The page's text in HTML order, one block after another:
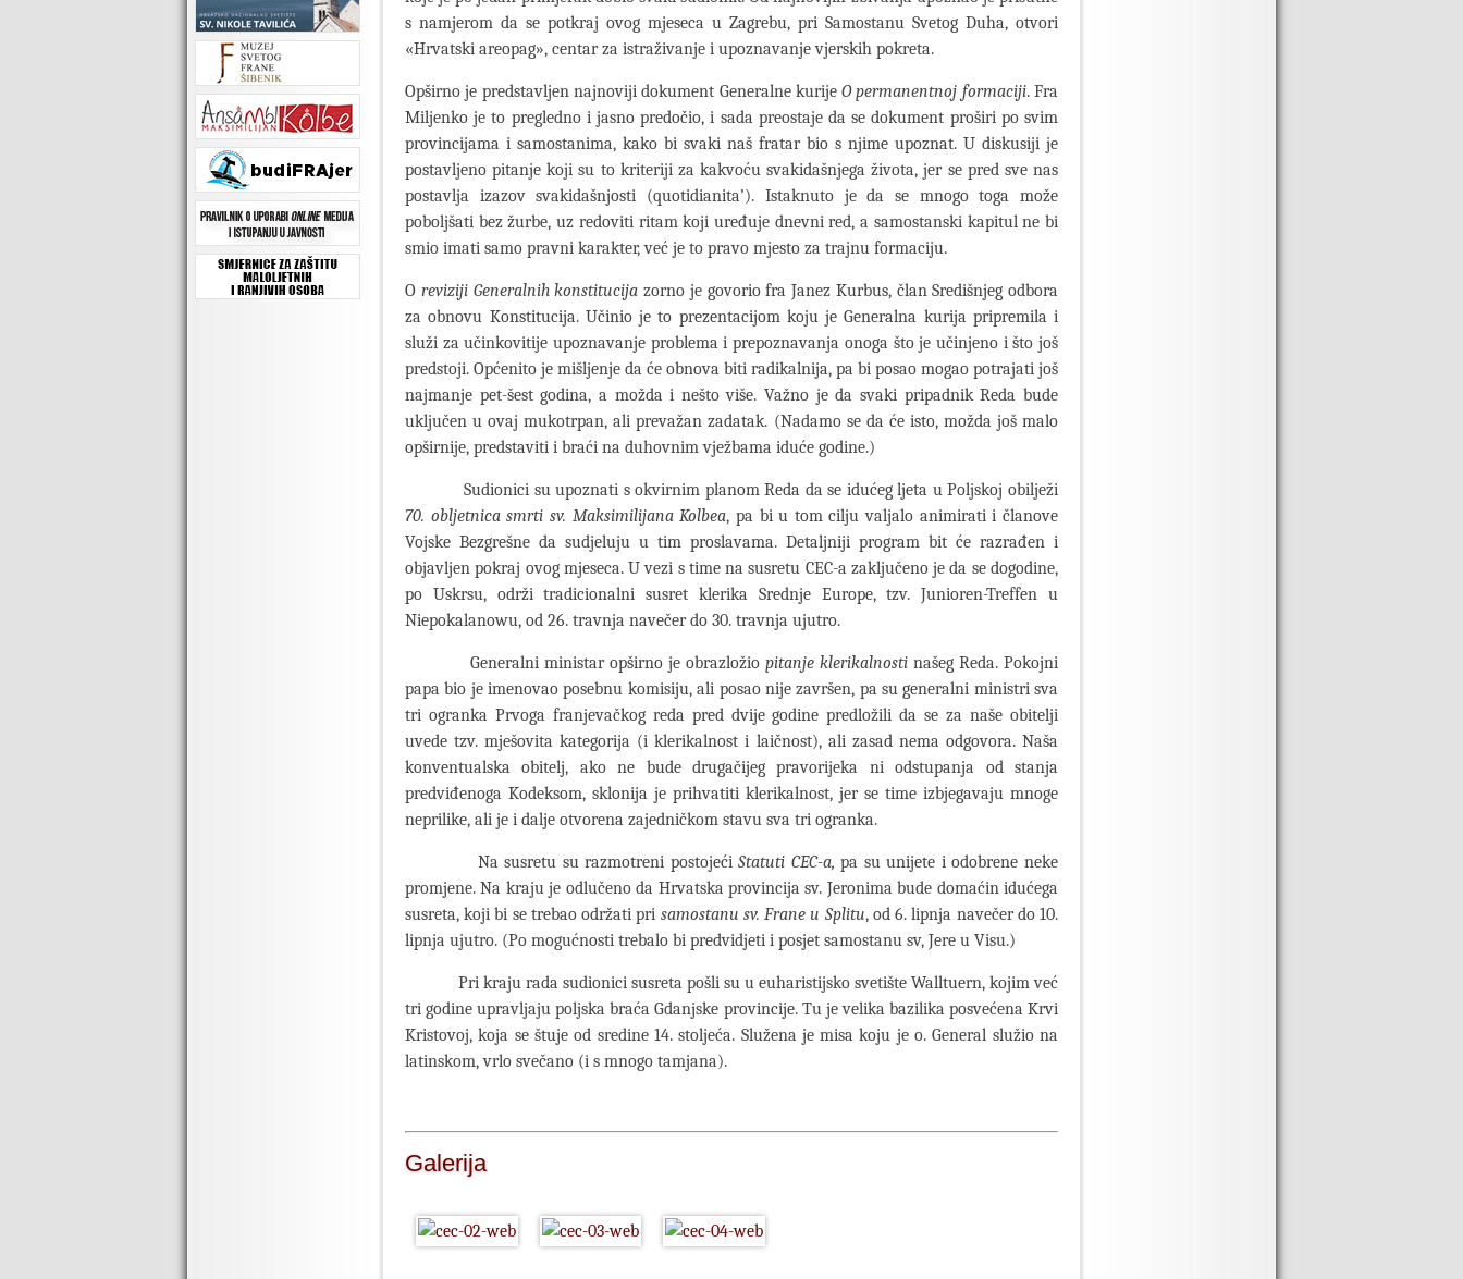
s namjerom da se potkraj ovog mjeseca u Zagrebu, pri Samostanu Svetog Duha, otvori
«Hrvatski areopag», centar za istraživanje i upoznavanje vjerskih pokreta.
Opširno je predstavljen najnoviji dokument Generalne kurijeO permanentnoj formaciji. Fra
Miljenko je to pregledno i jasno predočio, i sada preostaje da se dokument proširi po svim
provincijama i samostanima, kako bi svaki naš fratar bio s njime upoznat. U diskusiji je
postavljeno pitanje koji su to kriteriji za kakvoću svakidašnjega života, jer se pred sve nas
postavlja izazov svakidašnjosti (quotidianita’). Istaknuto je da se mnogo toga može
poboljšati bez žurbe, uz redoviti ritam koji uređuje dnevni red, a samostanski kapitul ne bi
smio imati samo pravni karakter, već je to pravo mjesto za trajnu formaciju.
O reviziji Generalnih konstitucija zorno je govorio fra Janez Kurbus, član Središnjeg odbora
za obnovu Konstitucija. Učinio je to prezentacijom koju je Generalna kurija pripremila i
služi za učinkovitije upoznavanje problema i prepoznavanja onoga što je učinjeno i što još
predstoji. Općenito je mišljenje da će obnova biti radikalnija, pa bi posao mogao potrajati još
najmanje pet-šest godina, a možda i nešto više. Važno je da svaki pripadnik Reda bude
uključen u ovaj mukotrpan, ali prevažan zadatak. (Nadamo se da će isto, možda još malo
opširnije, predstaviti i braći na duhovnim vježbama iduće godine.)
Sudionici su upoznati s okvirnim planom Reda da se idućeg ljeta u Poljskoj obilježi
70. obljetnica smrti sv. Maksimilijana Kolbea, pa bi u tom cilju valjalo animirati i članove
Vojske Bezgrešne da sudjeluju u tim proslavama. Detaljniji program bit će razrađen i
objavljen pokraj ovog mjeseca. U vezi s time na susretu CEC-a zaključeno je da se dogodine,
po Uskrsu, održi tradicionalni susret klerika Srednje Europe, tzv. Junioren-Treffen u
Niepokalanowu, od 26. travnja navečer do 30. travnja ujutro.
Generalni ministar opširno je obrazložio pitanje klerikalnosti našeg Reda. Pokojni
papa bio je imenovao posebnu komisiju, ali posao nije završen, pa su generalni ministri sva
tri ogranka Prvoga franjevačkog reda pred dvije godine predložili da se za naše obitelji
uvede tzv. mješovita kategorija (i klerikalnost i laičnost), ali zasad nema odgovora. Naša
konventualska obitelj, ako ne bude drugačijeg pravorijeka ni odstupanja od stanja
predviđenoga Kodeksom, sklonija je prihvatiti klerikalnost, jer se time izbjegavaju mnoge
neprilike, ali je i dalje otvorena zajedničkom stavu sva tri ogranka.
Na susretu su razmotreni postojećiStatuti CEC-a, pa su unijete i odobrene neke
promjene. Na kraju je odlučeno da Hrvatska provincija sv. Jeronima bude domaćin idućega
susreta, koji bi se trebao održati pri samostanu sv. Frane u Splitu, od 6. lipnja navečer do 10.
lipnja ujutro. (Po mogućnosti trebalo bi predvidjeti i posjet samostanu sv, Jere u Visu.)
Pri kraju rada sudionici susreta pošli su u euharistijsko svetište Walltuern, kojim već
tri godine upravljaju poljska braća Gdanjske provincije. Tu je velika bazilika posvećena Krvi
Kristovoj, koja se štuje od sredine 14. stoljeća. Služena je misa koju je o. General služio na
latinskom, vrlo svečano (i s mnogo tamjana).
Galerija